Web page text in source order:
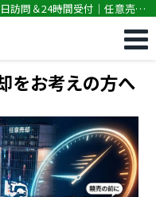
訪問＆24時間受付｜任意売却
売却エージェント.com
をお考えの方へ